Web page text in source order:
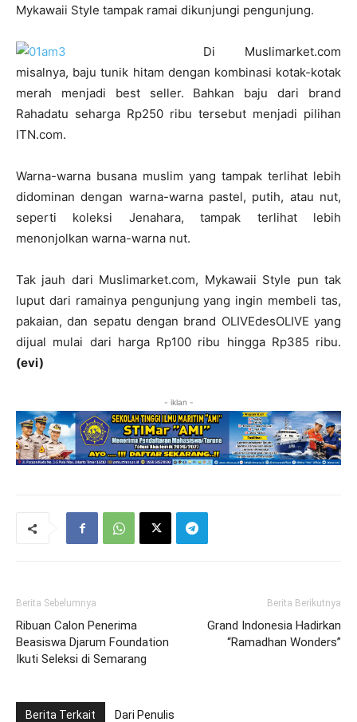
Mykawaii Style tampak ramai dikunjungi pengunjung.
Di Muslimarket.com
misalnya, baju tunik hitam dengan kombinasi kotak-kotak
merah menjadi best seller. Bahkan baju dari brand
Rahadatu seharga Rp250 ribu tersebut menjadi pilihan
ITN.com.
Warna-warna busana muslim yang tampak terlihat lebih
didominan dengan warna-warna pastel, putih, atau nut,
seperti koleksi Jenahara, tampak terlihat lebih
menonjolkan warna-warna nut.
Tak jauh dari Muslimarket.com, Mykawaii Style pun tak
luput dari ramainya pengunjung yang ingin membeli tas,
pakaian, dan sepatu dengan brand OLIVEdesOLIVE yang
dijual mulai dari harga Rp100 ribu hingga Rp385 ribu.
(evi)
- iklan -
Berita Sebelumnya
Ribuan Calon Penerima
Beasiswa Djarum Foundation
Ikuti Seleksi di Semarang
Berita Berikutnya
Grand Indonesia Hadirkan
“Ramadhan Wonders”
Berita Terkait Dari Penulis